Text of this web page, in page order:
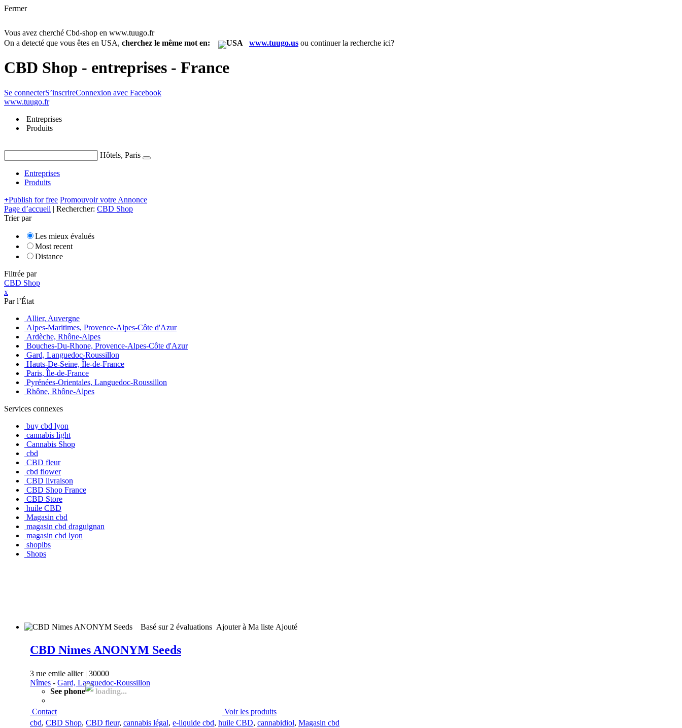
Fermer
Vous avez cherché Cbd-shop en www.tuugo.fr
On a detecté que vous êtes en USA, cherchez le même mot en: www.tuugo.us ou continuer la recherche ici?
CBD Shop - entreprises - France
Se connecterS’inscrireConnexion avec Facebook
www.tuugo.fr
Entreprises
Produits
Hôtels, Paris
Entreprises
Produits
+Publish for free Promouvoir votre Annonce
Page d’accueil | Rechercher: CBD Shop
Trier par
Les mieux évalués
Most recent
Distance
Filtrée par
CBD Shop
x
Par l’État
Allier, Auvergne
Alpes-Maritimes, Provence-Alpes-Côte d'Azur
Ardèche, Rhône-Alpes
Bouches-Du-Rhone, Provence-Alpes-Côte d'Azur
Gard, Languedoc-Roussillon
Hauts-De-Seine, Île-de-France
Paris, Île-de-France
Pyrénées-Orientales, Languedoc-Roussillon
Rhône, Rhône-Alpes
Services connexes
buy cbd lyon
cannabis light
Cannabis Shop
cbd
CBD fleur
cbd flower
CBD livraison
CBD Shop France
CBD Store
huile CBD
Magasin cbd
magasin cbd draguignan
magasin cbd lyon
shopibs
Shops
Basé sur 2 évaluations Ajouter à Ma liste Ajouté
CBD Nimes ANONYM Seeds
3 rue emile allier | 30000
Nîmes - Gard, Languedoc-Roussillon
See phone
loading...
Contact
Voir les produits
cbd, CBD Shop, CBD fleur, cannabis légal, e-liquide cbd, huile CBD, cannabidiol, Magasin cbd